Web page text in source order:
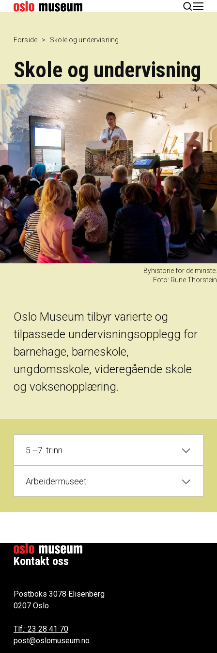
English
Forside Skole og undervisning
Skole og undervisning
Byhistorie for de minste.
Foto: Rune Thorstein
Oslo Museum tilbyr varierte og
tilpassede undervisningsopplegg for
barnehage, barneskole,
ungdomsskole, videregående skole
og voksenopplæring.
5.–7. trinn
Arbeidermuseet
Kontakt oss
Postboks 3078 Elisenberg
0207 Oslo
Tlf.: 23 28 41 70
post@oslomuseum.no